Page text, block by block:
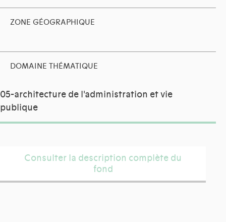
ZONE GÉOGRAPHIQUE
DOMAINE THÉMATIQUE
05-architecture de l'administration et vie
publique
Consulter la description complète du
fond